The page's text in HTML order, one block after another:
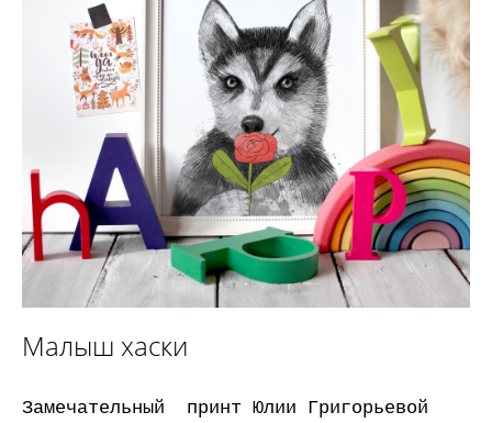
Малыш хаски
Замечательный принт Юлии Григорьевой